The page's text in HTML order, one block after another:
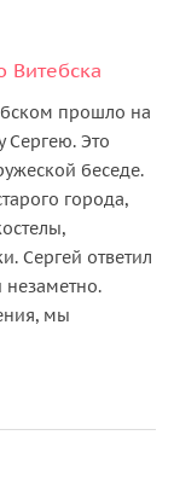
Витебска
прошло на
Сергею. Это
беседе.
города,
Сергей ответил
незаметно.
мы